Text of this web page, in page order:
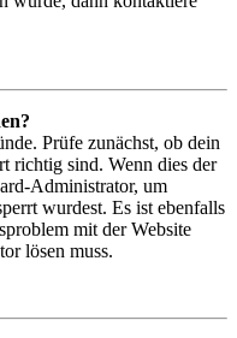
Prüfe zunächst, ob dein
richtig sind. Wenn dies der
Administrator, um
wurdest. Es ist ebenfalls
mit der Website
lösen muss.